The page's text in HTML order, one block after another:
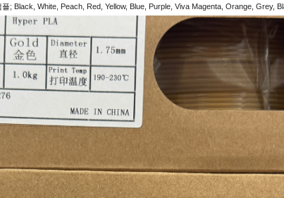
; Black, White, Peach, Red, Yellow, Blue, Purple, Viva Magenta, Orange, Grey,